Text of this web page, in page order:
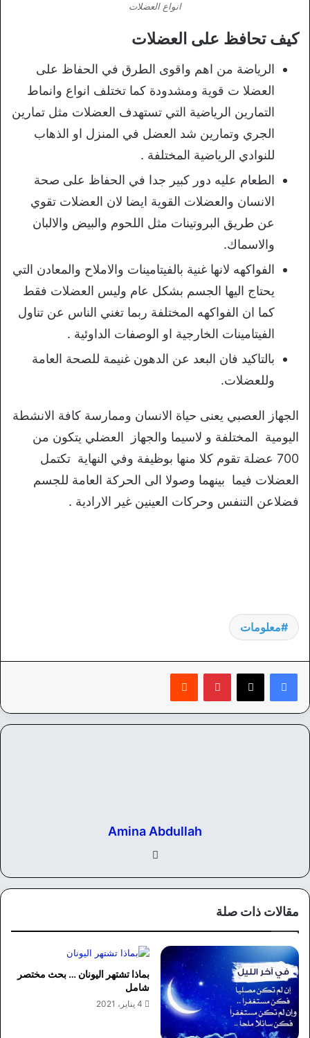
انواع العضلات
كيف تحافظ على العضلات
الرياضة من اهم واقوى الطرق في الحفاظ على
العضلا ت قوية ومشدودة كما تختلف انواع وانماط
التمارين الرياضية التي تستهدف العضلات مثل تمارين
الجري وتمارين شد العضل في المنزل او الذهاب
للنوادي الرياضية المختلفة .
الطعام عليه دور كبير جدا في الحفاظ على صحة
الانسان والعضلات القوية ايضا لان العضلات تقوي
عن طريق البروتينات مثل اللحوم والبيض والالبان
والاسماك.
الفواكهه لانها غنية بالفيتامينات والاملاح والمعادن التي
يحتاج اليها الجسم بشكل عام وليس العضلات فقط
كما ان الفواكهه المختلفة ربما تغني الناس عن تناول
الفيتامينات الخارجية او الوصفات الداوئية .
بالتاكيد فان البعد عن الدهون غنيمة للصحة العامة
وللعضلات.
الجهاز العصبي يعنى حياة الانسان وممارسة كافة الانشطة
اليومية المختلفة و لاسيما والجهاز العضلي يتكون من
700 عضلة تقوم كلا منها بوظيفة وفي النهاية تكتمل
العضلات فيما بينهما وصولا الى الحركة العامة للجسم
فضلاعن التنفس وحركات العينين غير الارادية .
معلومات
بينتيريست
Amina Abdullah
وك
مقالات ذات صلة
بماذا تشتهر اليونان … بحث مختصر
شامل
4 يناير، 2021